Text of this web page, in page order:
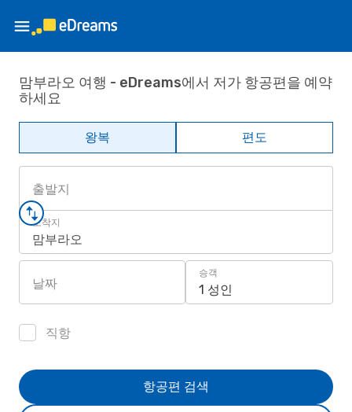
맘부라오 여행 - eDreams에서 저가 항공편을 예약
하세요
왕복 편도
출발지
도착지
맘부라오
날짜
승객
1 성인
직항
항공편 검색